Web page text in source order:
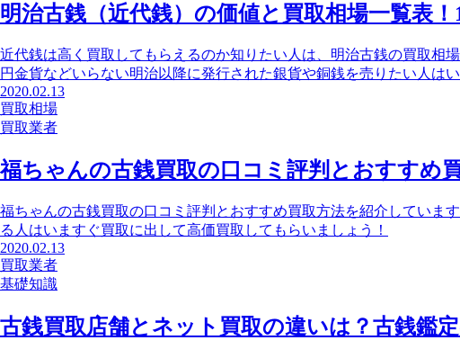
明治古銭（近代銭）の価値と買取相場一覧表！
近代銭は高く買取してもらえるのか知りたい人は、明治古銭の買取相
円金貨などいらない明治以降に発行された銀貨や銅銭を売りたい人は
2020.02.13
買取相場
買取業者
福ちゃんの古銭買取の口コミ評判とおすすめ
福ちゃんの古銭買取の口コミ評判とおすすめ買取方法を紹介していま
る人はいますぐ買取に出して高価買取してもらいましょう！
2020.02.13
買取業者
基礎知識
古銭買取店舗とネット買取の違いは？古銭鑑